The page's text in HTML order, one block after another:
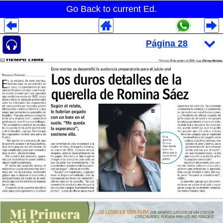
Go Back to current Ed.
Despliegues Analytics
Despliegues Totales
Despliegues por Rubros